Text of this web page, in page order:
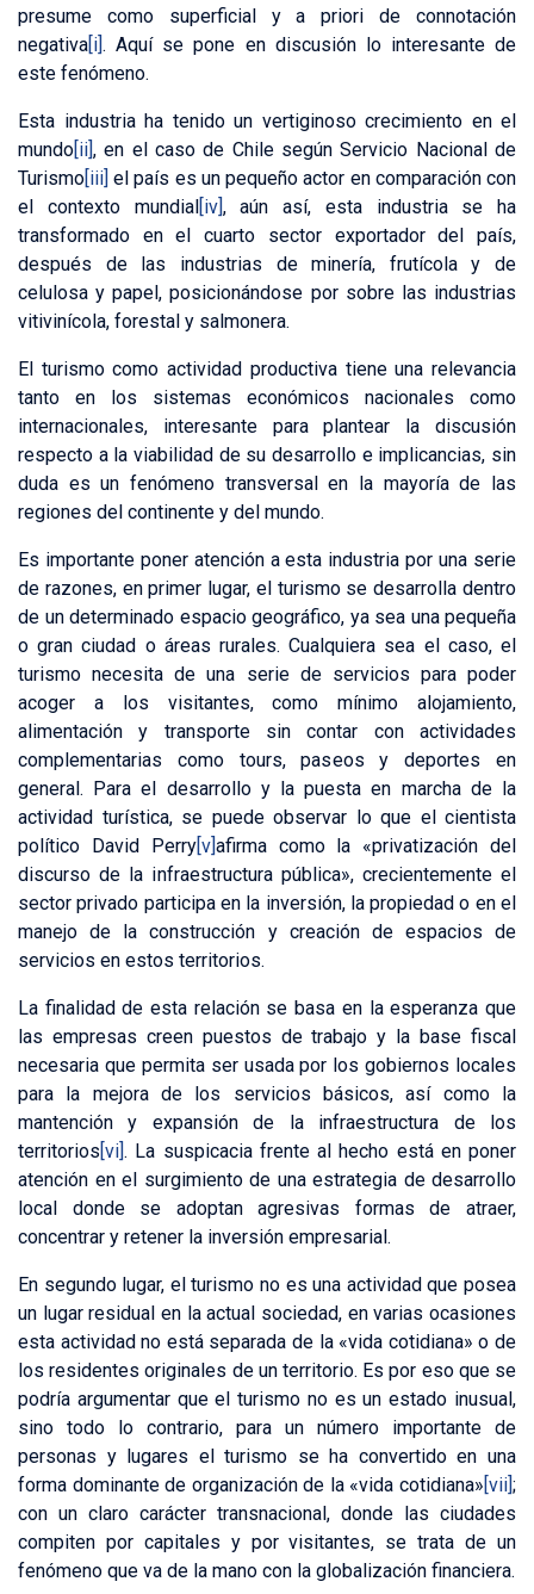
presume como superficial y a priori de connotación
negativa[i]. Aquí se pone en discusión lo interesante de
este fenómeno.
Esta industria ha tenido un vertiginoso crecimiento en el
mundo[ii], en el caso de Chile según Servicio Nacional de
Turismo[iii] el país es un pequeño actor en comparación con
el contexto mundial[iv], aún así, esta industria se ha
transformado en el cuarto sector exportador del país,
después de las industrias de minería, frutícola y de
celulosa y papel, posicionándose por sobre las industrias
vitivinícola, forestal y salmonera.
El turismo como actividad productiva tiene una relevancia
tanto en los sistemas económicos nacionales como
internacionales, interesante para plantear la discusión
respecto a la viabilidad de su desarrollo e implicancias, sin
duda es un fenómeno transversal en la mayoría de las
regiones del continente y del mundo.
Es importante poner atención a esta industria por una serie
de razones, en primer lugar, el turismo se desarrolla dentro
de un determinado espacio geográfico, ya sea una pequeña
o gran ciudad o áreas rurales. Cualquiera sea el caso, el
turismo necesita de una serie de servicios para poder
acoger a los visitantes, como mínimo alojamiento,
alimentación y transporte sin contar con actividades
complementarias como tours, paseos y deportes en
general. Para el desarrollo y la puesta en marcha de la
actividad turística, se puede observar lo que el cientista
político David Perry[v]afirma como la «privatización del
discurso de la infraestructura pública», crecientemente el
sector privado participa en la inversión, la propiedad o en el
manejo de la construcción y creación de espacios de
servicios en estos territorios.
La finalidad de esta relación se basa en la esperanza que
las empresas creen puestos de trabajo y la base fiscal
necesaria que permita ser usada por los gobiernos locales
para la mejora de los servicios básicos, así como la
mantención y expansión de la infraestructura de los
territorios[vi]. La suspicacia frente al hecho está en poner
atención en el surgimiento de una estrategia de desarrollo
local donde se adoptan agresivas formas de atraer,
concentrar y retener la inversión empresarial.
En segundo lugar, el turismo no es una actividad que posea
un lugar residual en la actual sociedad, en varias ocasiones
esta actividad no está separada de la «vida cotidiana» o de
los residentes originales de un territorio. Es por eso que se
podría argumentar que el turismo no es un estado inusual,
sino todo lo contrario, para un número importante de
personas y lugares el turismo se ha convertido en una
forma dominante de organización de la «vida cotidiana»[vii];
con un claro carácter transnacional, donde las ciudades
compiten por capitales y por visitantes, se trata de un
fenómeno que va de la mano con la globalización financiera.